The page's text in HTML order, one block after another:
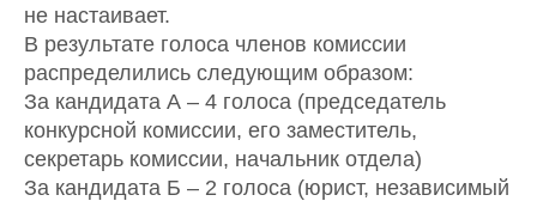
не настаивает.
В результате голоса членов комиссии
распределились следующим образом:
За кандидата А – 4 голоса (председатель
конкурсной комиссии, его заместитель,
секретарь комиссии, начальник отдела)
За кандидата Б – 2 голоса (юрист, независимый